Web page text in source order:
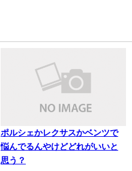
ポルシェかレクサスかベンツで
悩んでるんやけどどれがいいと
思う？